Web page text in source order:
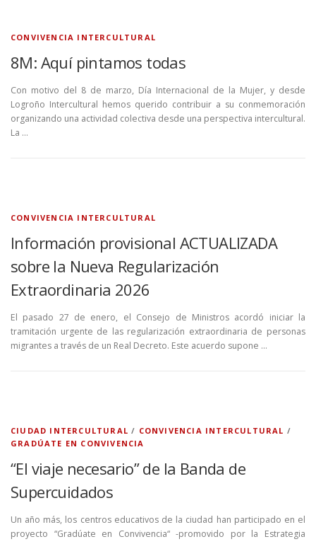
CONVIVENCIA INTERCULTURAL
8M: Aquí pintamos todas
Con motivo del 8 de marzo, Día Internacional de la Mujer, y desde
Logroño Intercultural hemos querido contribuir a su conmemoración
organizando una actividad colectiva desde una perspectiva intercultural.
La …
CONVIVENCIA INTERCULTURAL
Información provisional ACTUALIZADA
sobre la Nueva Regularización
Extraordinaria 2026
El pasado 27 de enero, el Consejo de Ministros acordó iniciar la
tramitación urgente de las regularización extraordinaria de personas
migrantes a través de un Real Decreto. Este acuerdo supone …
CIUDAD INTERCULTURAL / CONVIVENCIA INTERCULTURAL /
GRADÚATE EN CONVIVENCIA
“El viaje necesario” de la Banda de
Supercuidados
Un año más, los centros educativos de la ciudad han participado en el
proyecto “Gradúate en Convivencia“ -promovido por la Estrategia